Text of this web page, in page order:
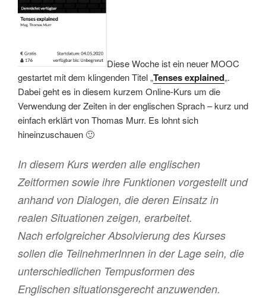
Diese Woche ist ein neuer MOOC
gestartet mit dem klingenden Titel „Tenses explained„.
Dabei geht es in diesem kurzem Online-Kurs um die
Verwendung der Zeiten in der englischen Sprach – kurz und
einfach erklärt von Thomas Murr. Es lohnt sich
hineinzuschauen 🙂
In diesem Kurs werden alle englischen
Zeitformen sowie ihre Funktionen vorgestellt und
anhand von Dialogen, die deren Einsatz in
realen Situationen zeigen, erarbeitet.
Nach erfolgreicher Absolvierung des Kurses
sollen die TeilnehmerInnen in der Lage sein, die
unterschiedlichen Tempusformen des
Englischen situationsgerecht anzuwenden.